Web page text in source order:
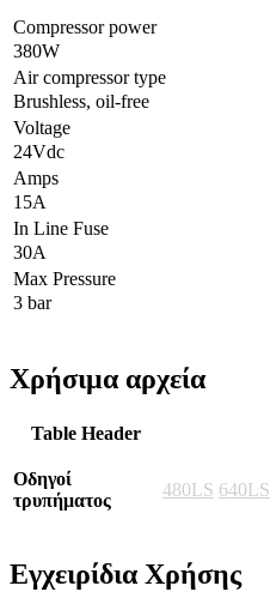
Compressor power
380W
Air compressor type
Brushless, oil-free
Voltage
24Vdc
Amps
15A
In Line Fuse
30A
Max Pressure
3 bar
Χρήσιμα αρχεία
Table Header
Οδηγοί
τρυπήματος
480LS 640LS
Εγχειρίδια Χρήσης